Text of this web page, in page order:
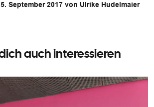
September 2017 von Ulrike Hudelmaier
auch interessieren